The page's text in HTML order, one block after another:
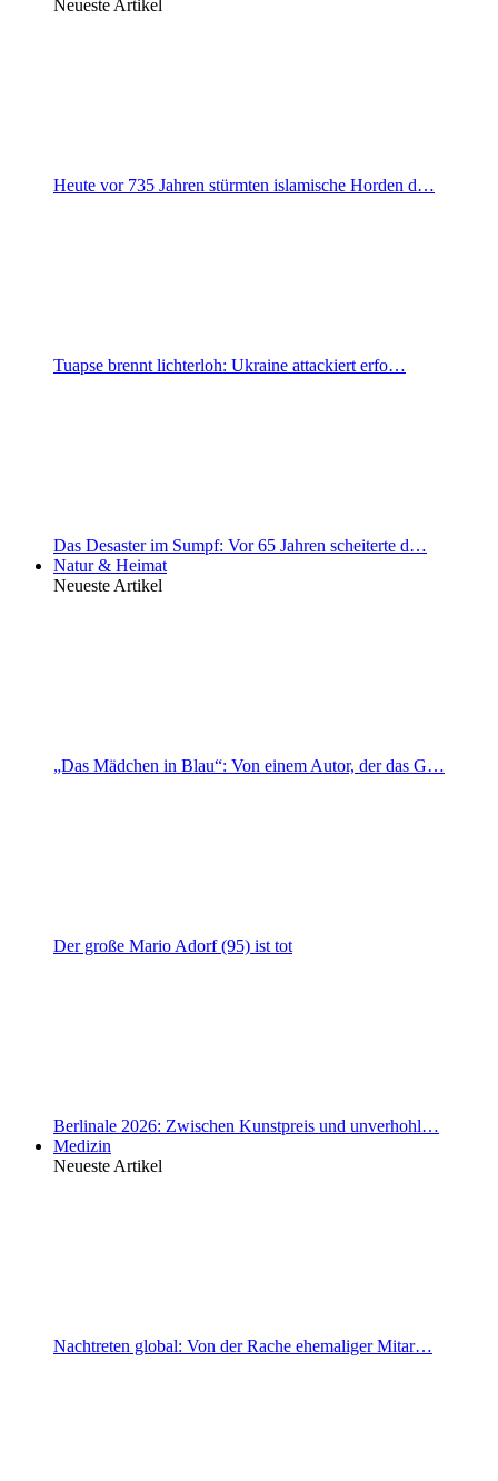
Neueste Artikel
Heute vor 735 Jahren stürmten islamische Horden d…
Tuapse brennt lichterloh: Ukraine attackiert erfo…
Das Desaster im Sumpf: Vor 65 Jahren scheiterte d…
Natur & Heimat
Neueste Artikel
„Das Mädchen in Blau“: Von einem Autor, der das G…
Der große Mario Adorf (95) ist tot
Berlinale 2026: Zwischen Kunstpreis und unverhohl…
Medizin
Neueste Artikel
Nachtreten global: Von der Rache ehemaliger Mitar…